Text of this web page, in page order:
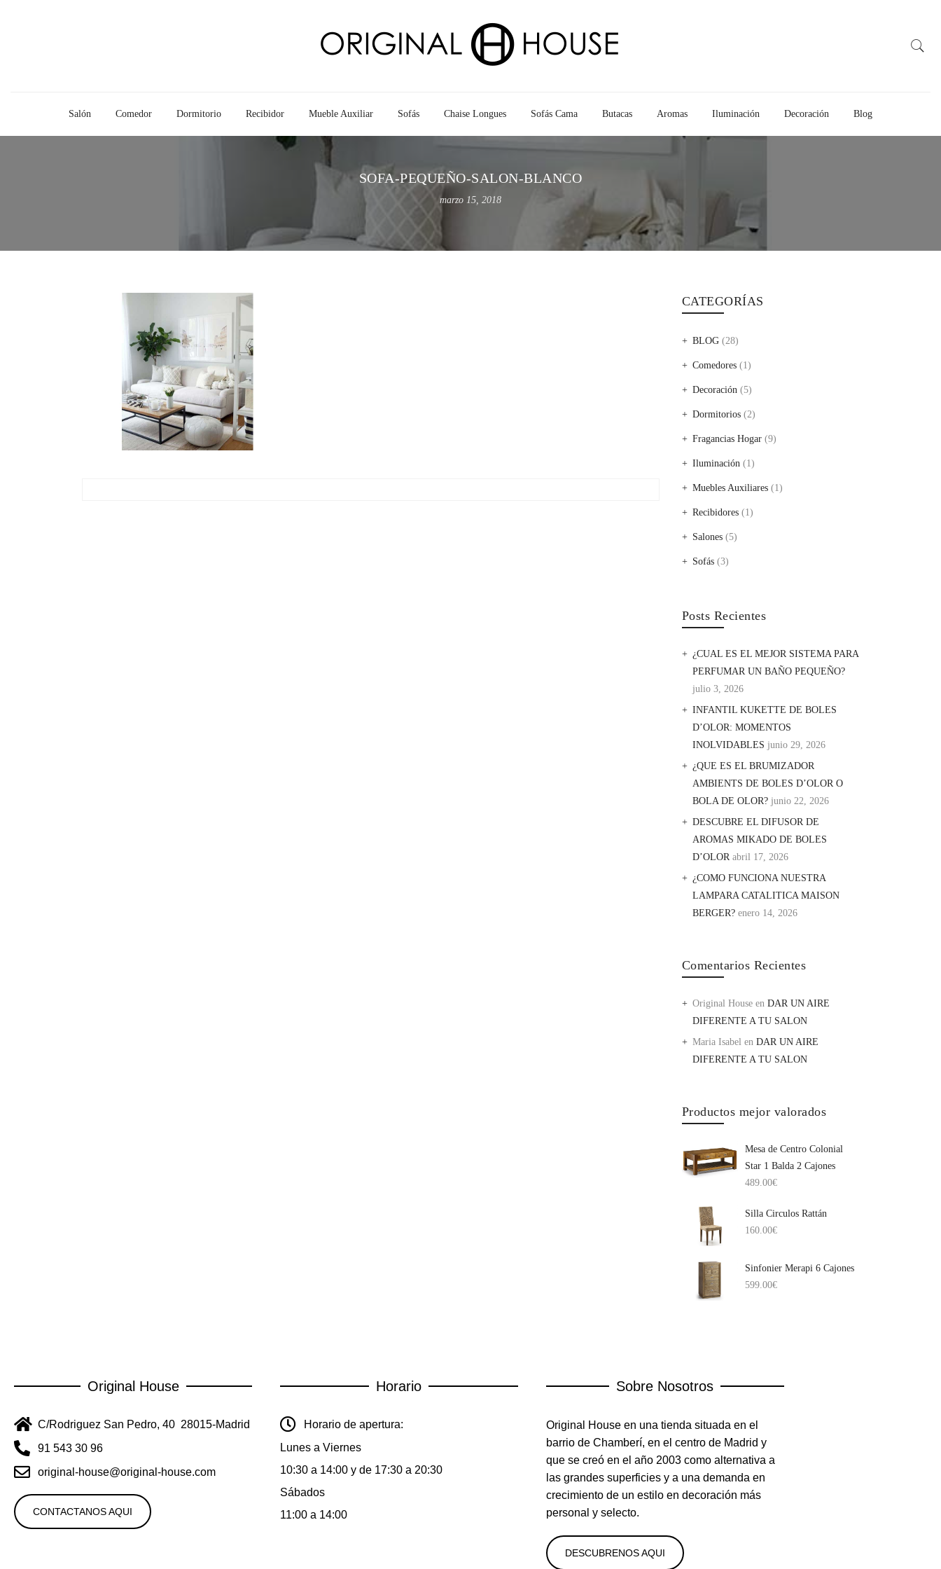
Salón Comedor Dormitorio Recibidor Mueble Auxiliar Sofás Chaise Longues Sofás Cama Butacas Aromas Iluminación Decoración Blog
SOFA-PEQUEÑO-SALON-BLANCO
marzo 15, 2018
CATEGORÍAS
BLOG(28)
Comedores(1)
Decoración(5)
Dormitorios(2)
Fragancias Hogar(9)
Iluminación(1)
Muebles Auxiliares(1)
Recibidores(1)
Salones(5)
Sofás(3)
Posts Recientes
¿CUAL ES EL MEJOR SISTEMA PARA
PERFUMAR UN BAÑO PEQUEÑO?
julio 3, 2026
INFANTIL KUKETTE DE BOLES
D’OLOR: MOMENTOS
INOLVIDABLES junio 29, 2026
¿QUE ES EL BRUMIZADOR
AMBIENTS DE BOLES D’OLOR O
BOLA DE OLOR? junio 22, 2026
DESCUBRE EL DIFUSOR DE
AROMAS MIKADO DE BOLES
D’OLOR abril 17, 2026
¿COMO FUNCIONA NUESTRA
LAMPARA CATALITICA MAISON
BERGER? enero 14, 2026
Comentarios Recientes
Original Houseen DAR UN AIRE
DIFERENTE A TU SALON
Maria Isabelen DAR UN AIRE
DIFERENTE A TU SALON
Productos mejor valorados
Mesa de Centro Colonial
Star 1 Balda 2 Cajones
489.00€
Silla Circulos Rattán
160.00€
Sinfonier Merapi 6 Cajones
599.00€
Original House
C/Rodriguez San Pedro, 40 28015-Madrid
91 543 30 96
original-house@original-house.com
CONTACTANOS AQUI
Horario
Horario de apertura:
Lunes a Viernes
10:30 a 14:00 y de 17:30 a 20:30
Sábados
11:00 a 14:00
Sobre Nosotros
Original House en una tienda situada en el
barrio de Chamberí, en el centro de Madrid y
que se creó en el año 2003 como alternativa a
las grandes superficies y a una demanda en
crecimiento de un estilo en decoración más
personal y selecto.
DESCUBRENOS AQUI